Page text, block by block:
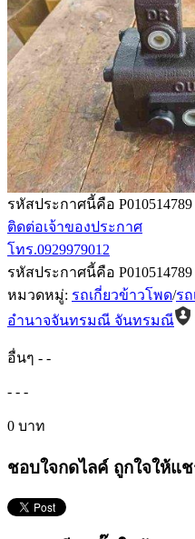
รหัสประกาศนี้คือ P010514789
ติดต่อเจ้าของประกาศ
โทร.0929979012
รหัสประกาศนี้คือ P010514789
หมวดหมู่: รถเกี่ยวข้าวโพด/ร
อำนาจจันทรมณี จันทรมณี
อื่นๆ - -
- - -
0 บาท
ชอบใจกดไลค์ ถูกใจให้แ